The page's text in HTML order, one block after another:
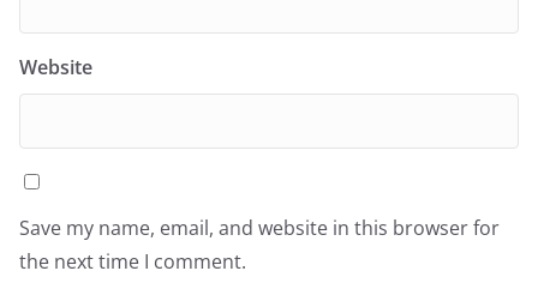
Website
Save my name, email, and website in this browser for
the next time I comment.